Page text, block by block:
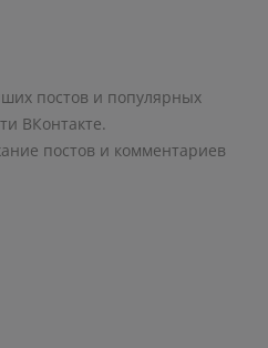
постов и популярных
ВКонтакте.
постов и комментариев